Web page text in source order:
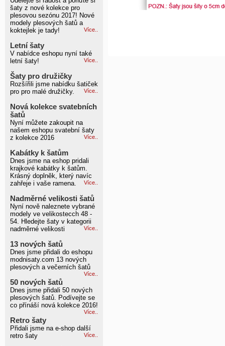
šaty z nové kolekce pro
plesovou sezónu 2017! Nové
modely plesových šatů a
koktejlek je tady!
Více..
Letní šaty
V nabídce eshopu nyní také
letní šaty!
Více..
Šaty pro družičky
Rozšířili jsme nabídku šatiček
pro pro malé družičky.
Více..
Nová kolekce svatebních
šatů
Nyní můžete zakoupit na
našem eshopu svatební šaty
z kolekce 2016
Více..
Kabátky k šatům
Dnes jsme na eshop pridali
krajkové kabátky k šatům.
Krásný doplněk, který navíc
zahřeje i vaše ramena.
Více..
Nadměrné velikosti šatů
Nyní nově naleznete vybrané
modely ve velikostecch 48 -
54. Hledejte šaty v kategorii
nadměrné velikosti
Více..
13 nových šatů
Dnes jsme přidali do eshopu
modnisaty.com 13 nových
plesových a večerních šatů
Více..
50 nových šatů
Dnes jsme přidali 50 nových
plesových šatů. Podívejte se
co přínáší nová kolekce 2016!
Více..
Retro šaty
Přidali jsme na e-shop další
retro šaty
Více..